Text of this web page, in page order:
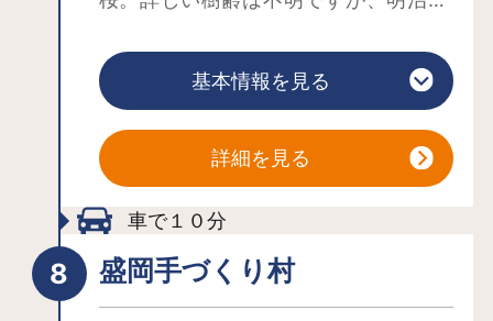
ています。
一本桜があるこの草地は、今は農場の
すが、昔は牛の放牧地でした。牛は暑
さが苦手なので、夏の強い日差しから
牛を守る「日陰樹」として植えられた
手県を代表するランドマークのひとつ
で、岩手山をバックに凛として立つそ
基本情報を見る
詳細を見る
車で１０分
盛岡手づくり村